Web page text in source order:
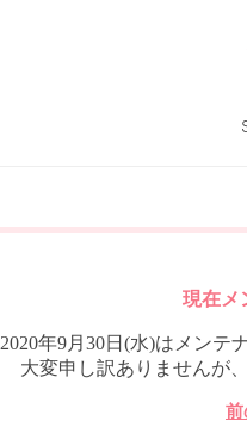
現在メ
2020年9月30日(水)はメンテ
大変申し訳ありませんが
前